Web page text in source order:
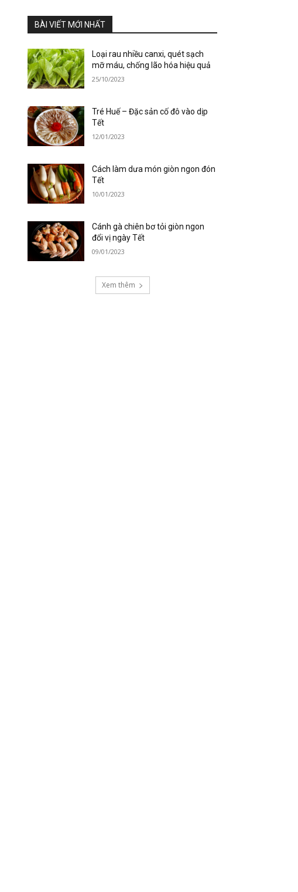
BÀI VIẾT MỚI NHẤT
Loại rau nhiều canxi, quét sạch
mỡ máu, chống lão hóa hiệu quả
25/10/2023
Tré Huế – Đặc sản cố đô vào dịp
Tết
12/01/2023
Cách làm dưa món giòn ngon đón
Tết
10/01/2023
Cánh gà chiên bơ tỏi giòn ngon
đổi vị ngày Tết
09/01/2023
Xem thêm